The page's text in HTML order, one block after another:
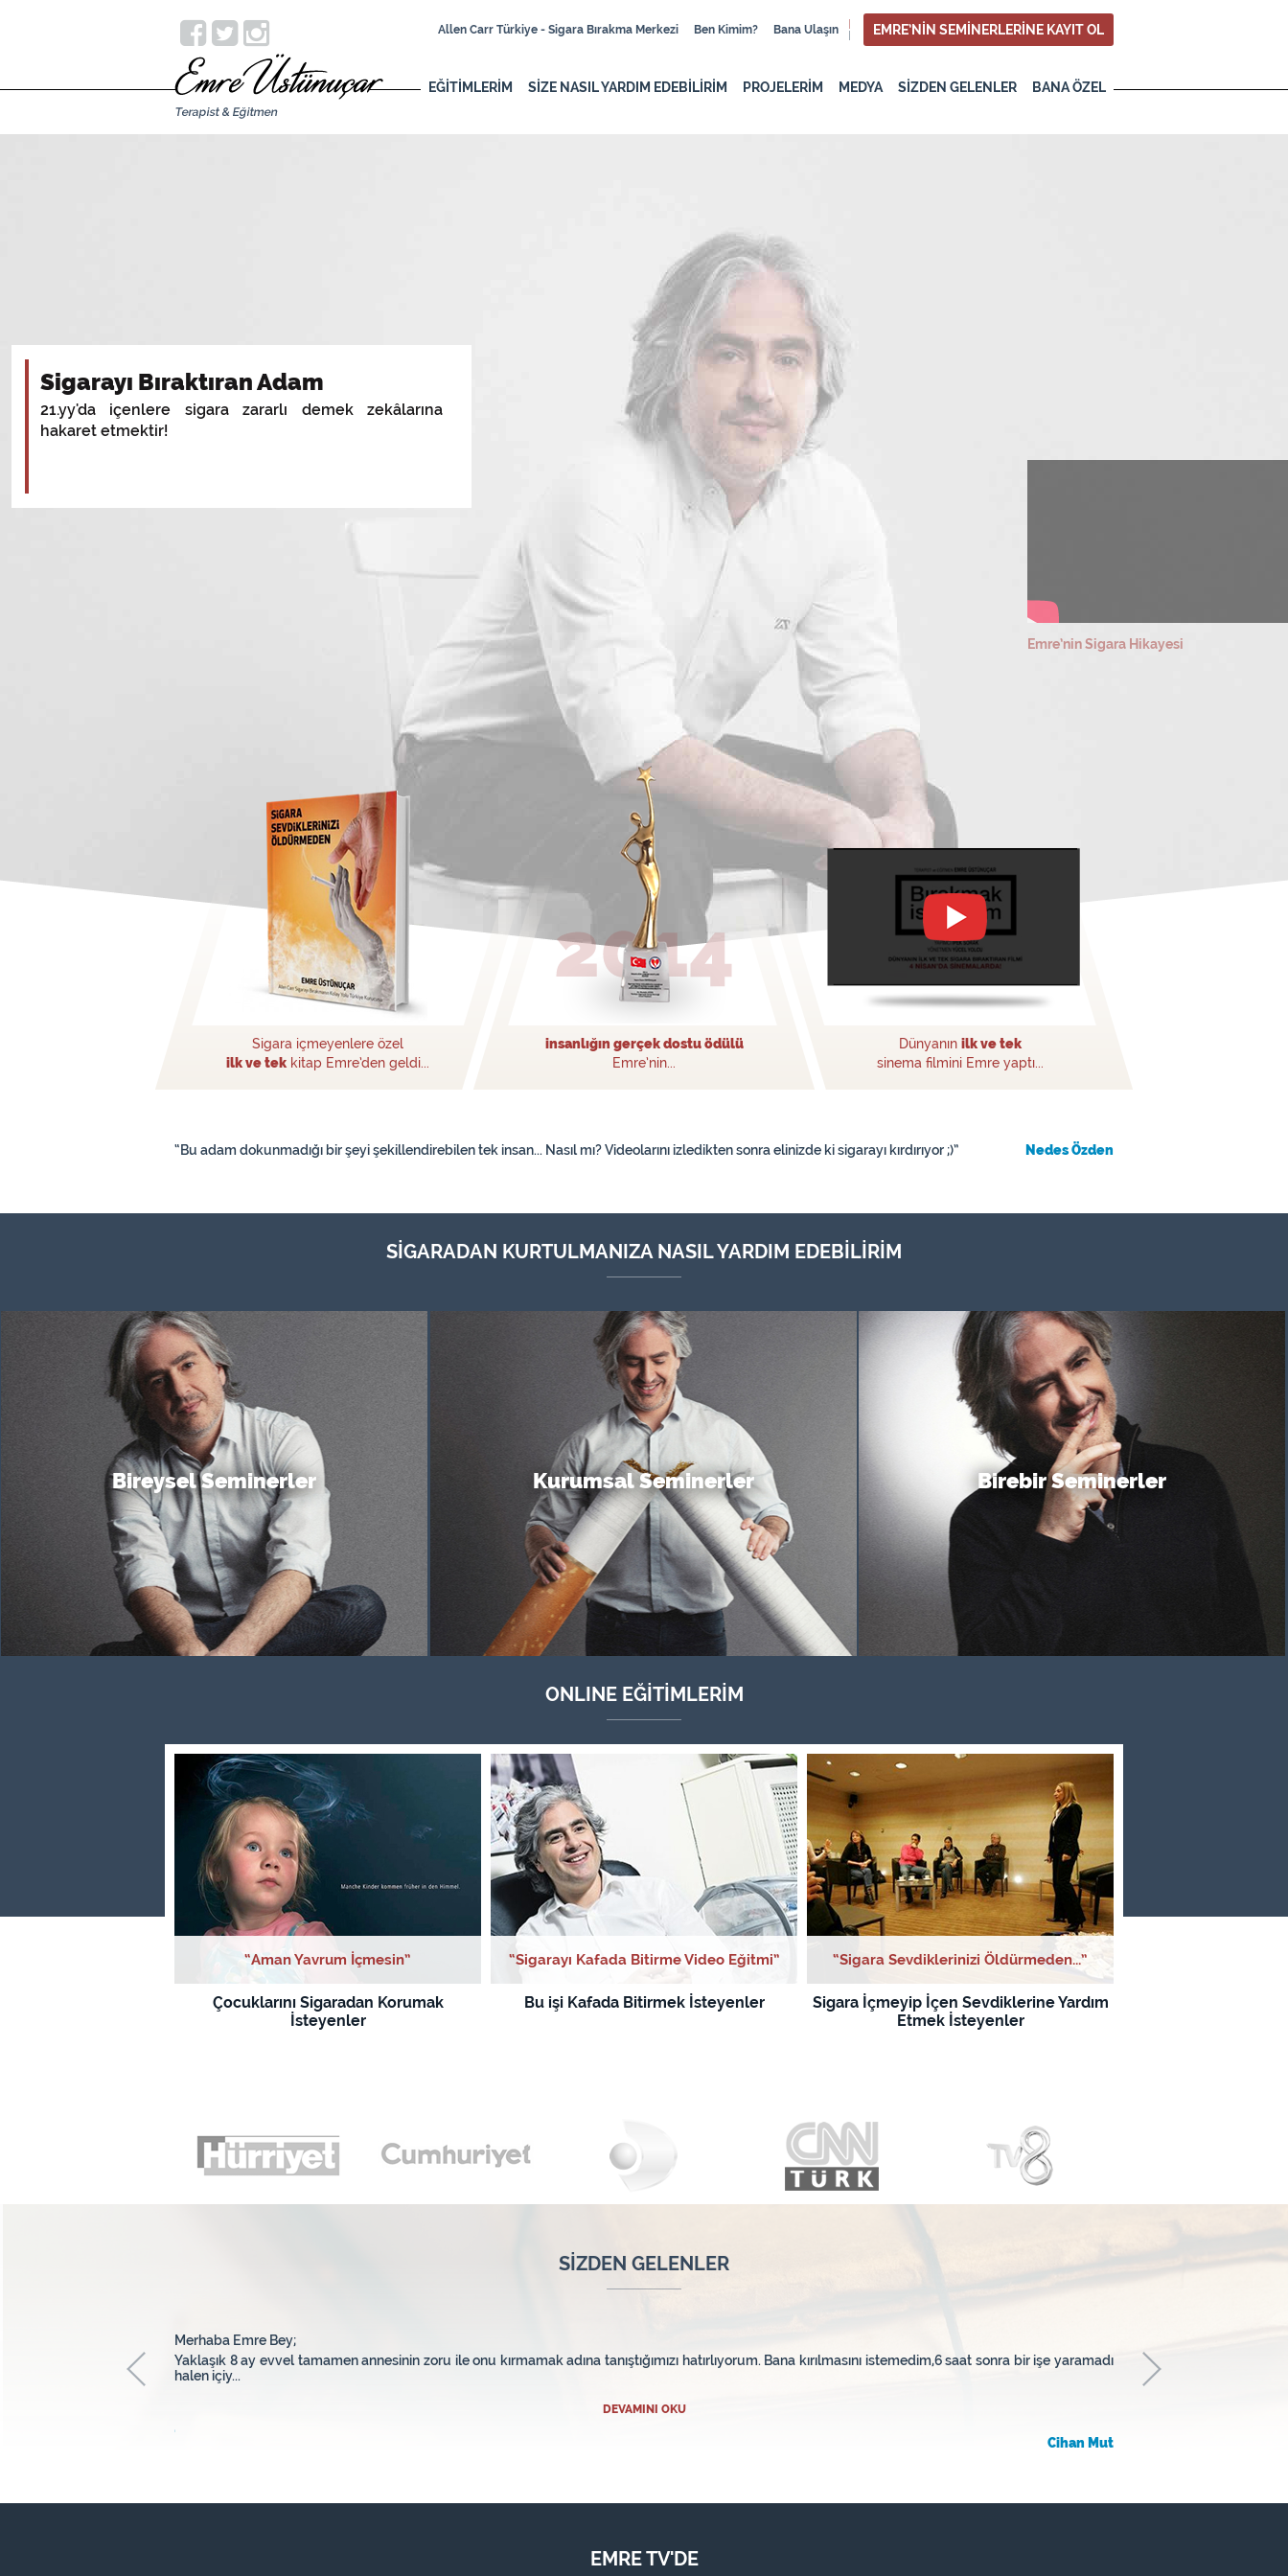
EMRE’NİN SEMİNERLERİNE KAYIT OL
Allen Carr Türkiye - Sigara Bırakma Merkezi Ben Kimim? Bana Ulaşın
EĞİTİMLERİM SİZE NASIL YARDIM EDEBİLİRİM PROJELERİM MEDYA SİZDEN GELENLER BANA ÖZEL
Sigarayı Bıraktıran Adam
21.yy'da içenlere sigara zararlı demek zekâlarına
hakaret etmektir!
Emre’nin Sigara Hikayesi
“Bu adam dokunmadığı bir şeyi şekillendirebilen tek insan... Nasıl mı? Videolarını izledikten sonra elinizde ki sigarayı kırdırıyor ;)” Nedes Özden
Sigara içmeyenlere özel
ilk ve tek kitap Emre’den geldi...
insanlığın gerçek dostu ödülü
Emre’nin...
Dünyanın ilk ve tek
sinema filmini Emre yaptı...
SİGARADAN KURTULMANIZA NASIL YARDIM EDEBİLİRİM
Bireysel Seminerler Kurumsal Seminerler Birebir Seminerler
ONLINE EĞİTİMLERİM
“Aman Yavrum İçmesin”
Çocuklarını Sigaradan Korumak
İsteyenler
“Sigarayı Kafada Bitirme Video Eğitmi”
Bu işi Kafada Bitirmek İsteyenler
“Sigara Sevdiklerinizi Öldürmeden...”
Sigara İçmeyip İçen Sevdiklerine Yardım
Etmek İsteyenler
SİZDEN GELENLER
Merhaba Emre Bey;
Yaklaşık 8 ay evvel tamamen annesinin zoru ile onu kırmamak adına tanıştığımızı hatırlıyorum. Bana kırılmasını istemedim,6 saat sonra bir işe yaramadı
halen içiy...
DEVAMINI OKU
Cihan Mut
Dostluğunuz için sonsuz
sıyrılıverdim. S...
EMRE TV'DE